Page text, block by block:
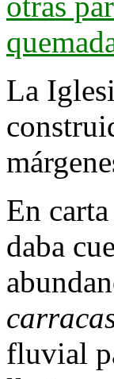
La
En
daba
fluvial